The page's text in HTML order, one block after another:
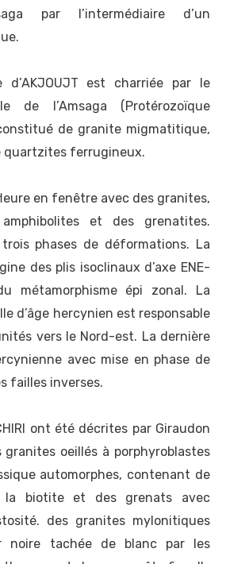
par l’intermédiaire d’un
d’AKJOUJT est charriée par le
de l’Amsaga (Protérozoïque
de granite migmatitique,
quartzites ferrugineux.
en fenêtre avec des granites,
et des grenatites.
trois phases de déformations. La
des plis isoclinaux d’axe ENE-
métamorphisme épi zonal. La
d’âge hercynien est responsable
vers le Nord-est. La dernière
avec mise en phase de
failles inverses.
ont été décrites par Giraudon
oeillés à porphyroblastes
automorphes, contenant de
la biotite et des grenats avec
des granites mylonitiques
noire tachée de blanc par les